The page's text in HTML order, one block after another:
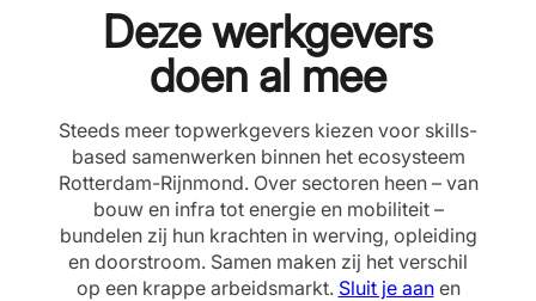
Deze werkgevers
doen al mee
Steeds meer topwerkgevers kiezen voor skills-
based samenwerken binnen het ecosysteem
Rotterdam-Rijnmond. Over sectoren heen – van
bouw en infra tot energie en mobiliteit –
bundelen zij hun krachten in werving, opleiding
en doorstroom. Samen maken zij het verschil
op een krappe arbeidsmarkt. Sluit je aanen